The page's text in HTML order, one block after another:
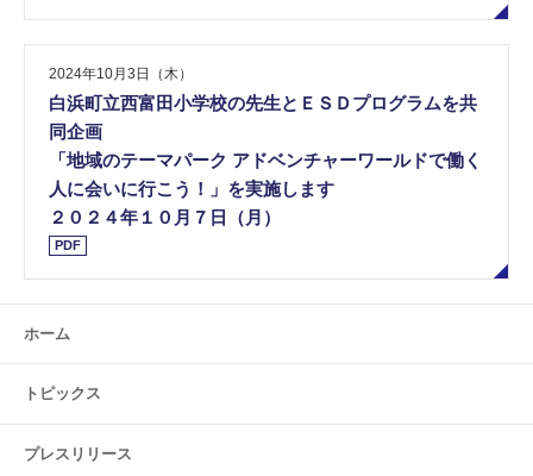
2024年10月3日（木）
白浜町立西富田小学校の先生とＥＳＤプログラムを共
同企画
「地域のテーマパーク アドベンチャーワールドで働く
人に会いに行こう！」を実施します
２０２４年１０月７日（月）
PDF
ホーム
トピックス
プレスリリース